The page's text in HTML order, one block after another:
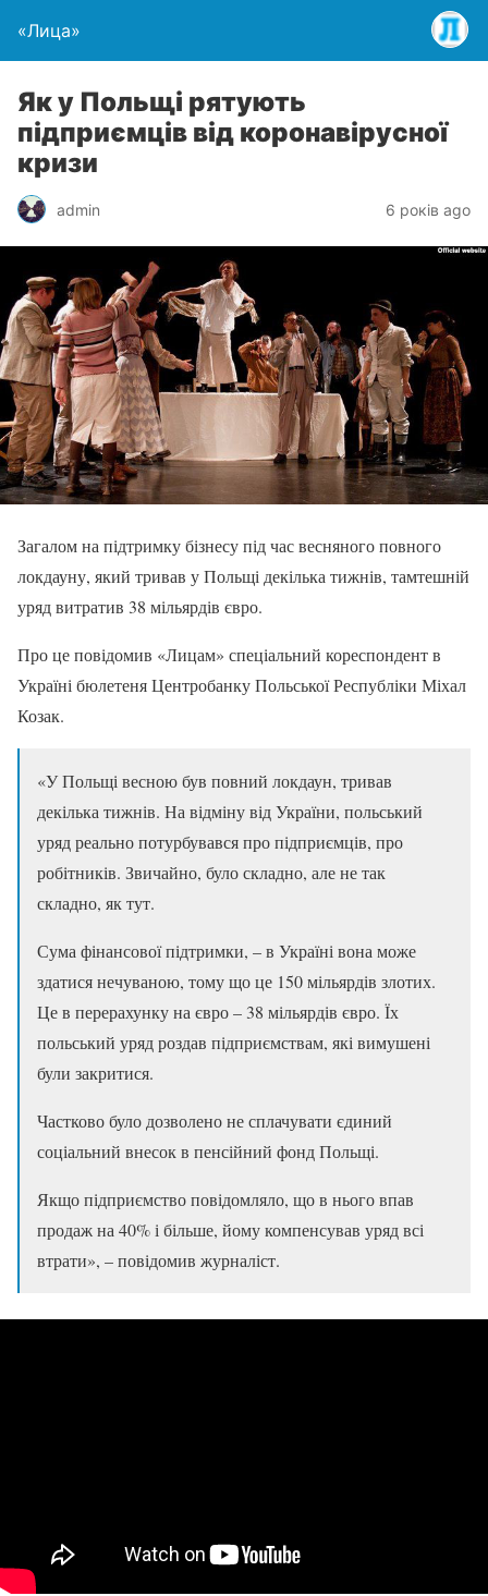
«Лица»
Як у Польщі рятують
підприємців від коронавірусної
кризи
admin 6 років ago
Загалом на підтримку бізнесу під час весняного повного
локдауну, який тривав у Польщі декілька тижнів, тамтешній
уряд витратив 38 мільярдів євро.
Про це повідомив «Лицам» спеціальний кореспондент в
Україні бюлетеня Центробанку Польської Республіки Міхал
Козак.
«У Польщі весною був повний локдаун, тривав
декілька тижнів. На відміну від України, польський
уряд реально потурбувався про підприємців, про
робітників. Звичайно, було складно, але не так
складно, як тут.
Сума фінансової підтримки, – в Україні вона може
здатися нечуваною, тому що це 150 мільярдів злотих.
Це в перерахунку на євро – 38 мільярдів євро. Їх
польський уряд роздав підприємствам, які вимушені
були закритися.
Частково було дозволено не сплачувати єдиний
соціальний внесок в пенсійний фонд Польщі.
Якщо підприємство повідомляло, що в нього впав
продаж на 40% і більше, йому компенсував уряд всі
втрати», – повідомив журналіст.